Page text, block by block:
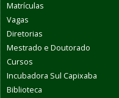
Matrículas
Vagas
Diretorias
Mestrado e Doutorado
Cursos
Incubadora Sul Capixaba
Biblioteca